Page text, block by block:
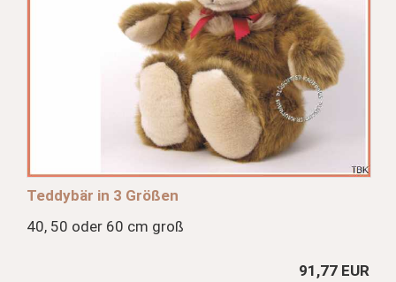
Teddybär in 3 Größen
40, 50 oder 60 cm groß
91,77 EUR